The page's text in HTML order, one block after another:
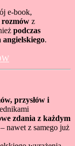
e-book,
rozmów z
podczas
angielskiego.
przysłów i
zdania z każdym
– nawet z samego już